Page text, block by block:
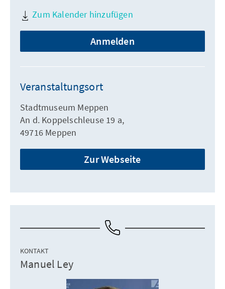
Zum Kalender hinzufügen
Anmelden
Veranstaltungsort
Stadtmuseum Meppen
An d. Koppelschleuse 19 a,
49716 Meppen
Zur Webseite
KONTAKT
Manuel Ley